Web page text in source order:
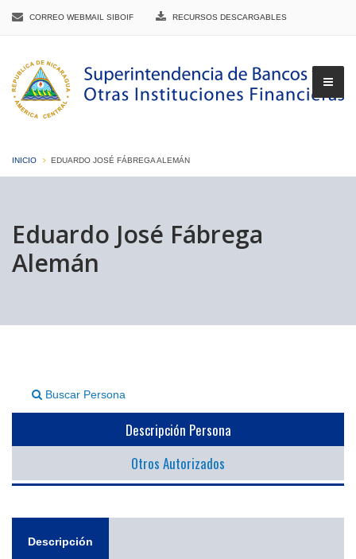
CORREO WEBMAIL SIBOIF RECURSOS DESCARGABLES
INICIO EDUARDO JOSÉ FÁBREGA ALEMÁN
Eduardo José Fábrega
Alemán
Buscar Persona
Descripción Persona
Otros Autorizados
Descripción